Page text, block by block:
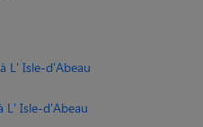
L' Isle-d'Abeau
L' Isle-d'Abeau